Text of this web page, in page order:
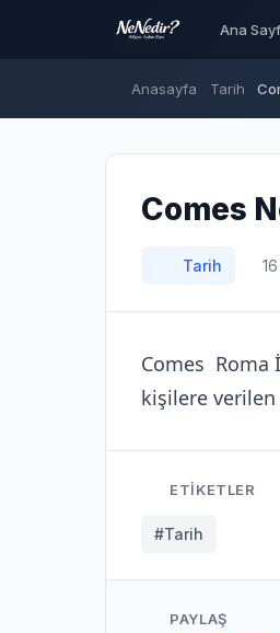
Ana
Anasayfa Tarih
Comes
Tarih
Comes Roma
kişilere
ETIKETLER
#Tarih
PAYLAŞ